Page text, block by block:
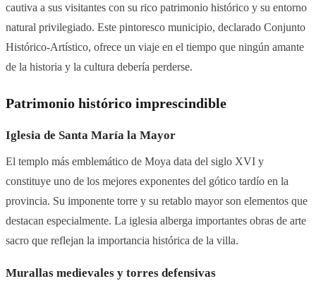
cautiva a sus visitantes con su rico patrimonio histórico y su entorno
natural privilegiado. Este pintoresco municipio, declarado Conjunto
Histórico-Artístico, ofrece un viaje en el tiempo que ningún amante
de la historia y la cultura debería perderse.
Patrimonio histórico imprescindible
Iglesia de Santa María la Mayor
El templo más emblemático de Moya data del siglo XVI y
constituye uno de los mejores exponentes del gótico tardío en la
provincia. Su imponente torre y su retablo mayor son elementos que
destacan especialmente. La iglesia alberga importantes obras de arte
sacro que reflejan la importancia histórica de la villa.
Murallas medievales y torres defensivas